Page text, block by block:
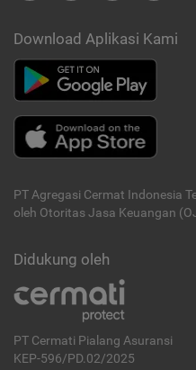
Download Aplikasi Kami
PT Agregasi Cermat Indonesia
oleh Otoritas Jasa Keuangan
Didukung oleh
PT Cermati Pialang Asuransi
KEP-596/PD.02/2025